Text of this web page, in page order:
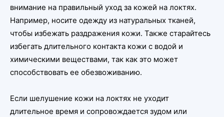
внимание на правильный уход за кожей на локтях.
Например, носите одежду из натуральных тканей,
чтобы избежать раздражения кожи. Также старайтесь
избегать длительного контакта кожи с водой и
химическими веществами, так как это может
способствовать ее обезвоживанию.
Если шелушение кожи на локтях не уходит
длительное время и сопровождается зудом или